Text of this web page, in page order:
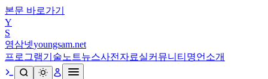
본문 바로가기
Y
S
영삼넷youngsam.net
프로그램기술노트뉴스사전 자료실커뮤니티 명언 소개